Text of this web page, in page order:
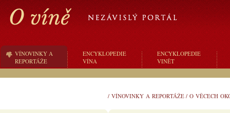
VÍNOVINKY A
REPORTÁŽE
ENCYKLOPEDIE
VÍNA
ENCYKLOPEDIE
VINĚT
/ VÍNOVINKY A REPORTÁŽE / O VĚCECH